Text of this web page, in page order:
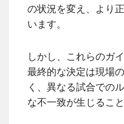
の状況を変え、より
います。
しかし、これらのガ
最終的な決定は現場
く、異なる試合での
な不一致が生じるこ